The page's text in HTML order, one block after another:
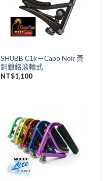
SHUBB C1k－Capo Noir 黃
銅鍍鉻滾輪式
NT$1,100